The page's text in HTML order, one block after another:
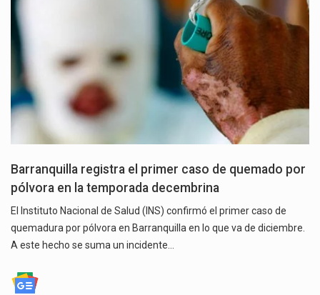
Barranquilla registra el primer caso de quemado por
pólvora en la temporada decembrina
El Instituto Nacional de Salud (INS) confirmó el primer caso de
quemadura por pólvora en Barranquilla en lo que va de diciembre.
A este hecho se suma un incidente…